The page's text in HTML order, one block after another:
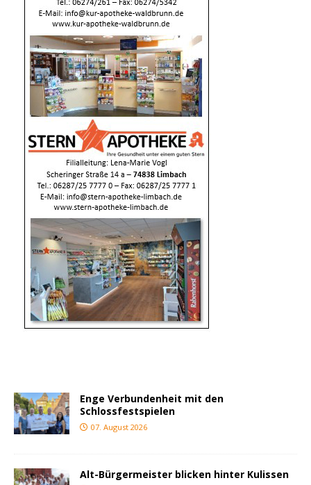
Enge Verbundenheit mit den
Schlossfestspielen
07. August 2026
Alt-Bürgermeister blicken hinter Kulissen